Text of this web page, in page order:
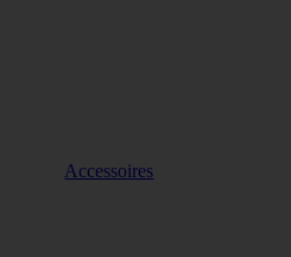
Accessoires